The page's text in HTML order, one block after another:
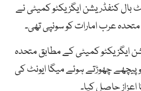
کنفڈریشن ایگزیکٹو کمیٹی نے
عرب امارات کو سونپی تھی۔
ایگزیکٹو کمیٹی کے مطابق متحدہ
پیچھے چھوڑتے ہوئے میگا ایونٹ کی
حاصل کیا۔